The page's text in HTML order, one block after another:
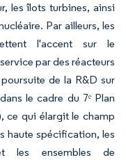
les îlots turbines, ainsi
Par ailleurs, les
l'accent sur le
par des réacteurs
de la R&D sur
le cadre du 7ᵉ Plan
ce qui élargit le champ
haute spécification, les
les ensembles de